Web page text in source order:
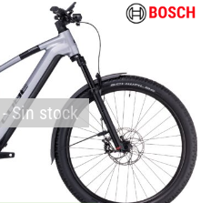
Sin stock